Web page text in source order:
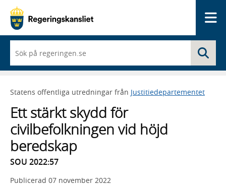
du
börjar
skriva
framträder
lista
med
sökförslag
Statens offentliga utredningar från Justitiedepartementet
Ett stärkt skydd för
civilbefolkningen vid höjd
beredskap
SOU 2022:57
Publicerad 07 november 2022